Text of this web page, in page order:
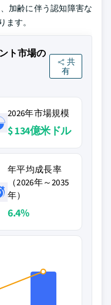
加齢に伴う認知障害な
ます。
ト市場の
共
有
2026年市場規模
$ 134億米ドル
年平均成長率
（2026年～2035
年）
6.4%